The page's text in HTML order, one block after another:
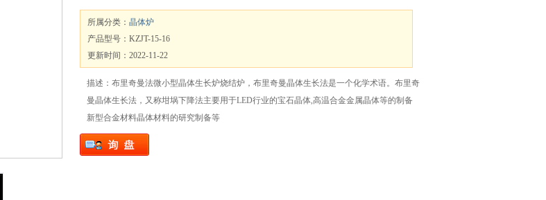
所属分类： 晶体炉
产品型号：KZJT-15-16
更新时间：2022-11-22
描述：布里奇曼法微小型晶体生长炉烧结炉，布里奇曼晶体生长法是一个化学术语。布里奇
曼晶体生长法，又称坩埚下降法主要用于LED行业的宝石晶体,高温合金金属晶体等的制备
新型合金材料晶体材料的研究制备等